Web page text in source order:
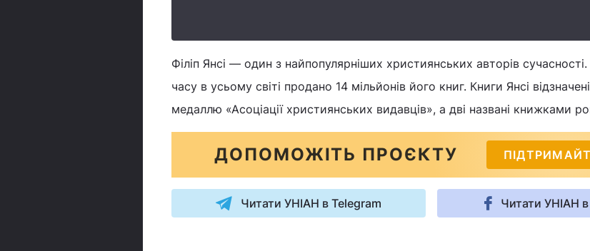
Філіп Янсі — один з найпопулярніших християнських авторів
часу в усьому світі продано 14 мільйонів його книг. Книги Янсі
медаллю «Асоціації християнських видавців», а дві названі книжками
ДОПОМОЖІТЬ ПРОЄКТУ
Читати УНІАН в Telegram Читати УНІАН